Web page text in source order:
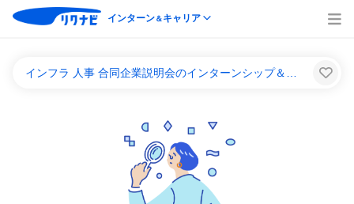
インターン＆キャリア